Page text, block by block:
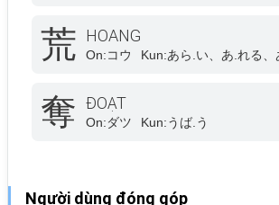
荒 HOANG
On:コウ Kun:あら.い、あ.れる、
奪 ĐOẠT
On:ダツ Kun:うば.う
Người dùng đóng góp